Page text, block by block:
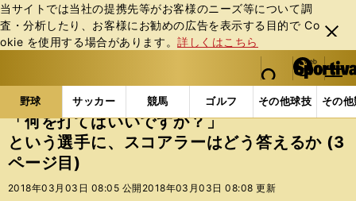
当サイトでは当社の提携先等がお客様のニーズ等について調
査・分析したり、お客様にお勧めの広告を表⽰する⽬的で Co
okie を使⽤する場合があります。詳しくはこちら
閉じ
る
web Sportiva (webスポルティーバ)
検索
マイペ
ー
ジ
メニュ
野球 サッカー 競馬 ゴルフ その他球技 その
b
ス
ポ
ル
テ
ー
野球の記事一覧 プロ野球 「何を打てばいいですか
「何を打てばいいですか？」
という選手に、スコアラーはどう答えるか (3
ページ目)
2018年03月03日 08:05 公開 2018年03月03日 08:08 更新